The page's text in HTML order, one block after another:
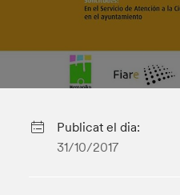
Publicat el dia:
31/10/2017